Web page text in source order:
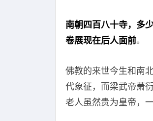
南朝四百八十寺，多
卷展现在后人面前。
佛教的来世今生和南
代象征，而梁武帝萧
老人虽然贵为皇帝，